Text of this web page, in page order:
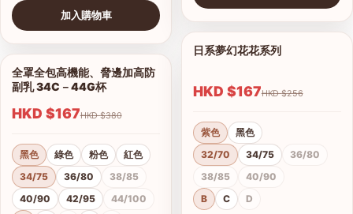
加入購物車
1/5
查看圖片
全罩全包高機能、脅邊加高防
副乳 34C－44G杯
HKD $167 HKD $380
黑色 綠色 粉色
紅色
34/75
36/80
38/85
40/90
42/95
44/100
查看圖片
日系夢幻花花系列
HKD $167 HKD $256
紫色
黑色
32/70
34/75
36/80
38/85
40/90
B
C D